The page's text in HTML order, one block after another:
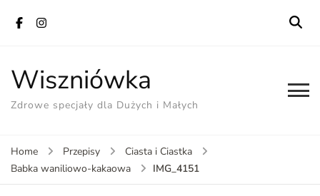
Wiszniówka
Zdrowe specjały dla Dużych i Małych
Home Przepisy
Ciasta i Ciastka
Babka waniliowo-kakaowa
IMG_4151